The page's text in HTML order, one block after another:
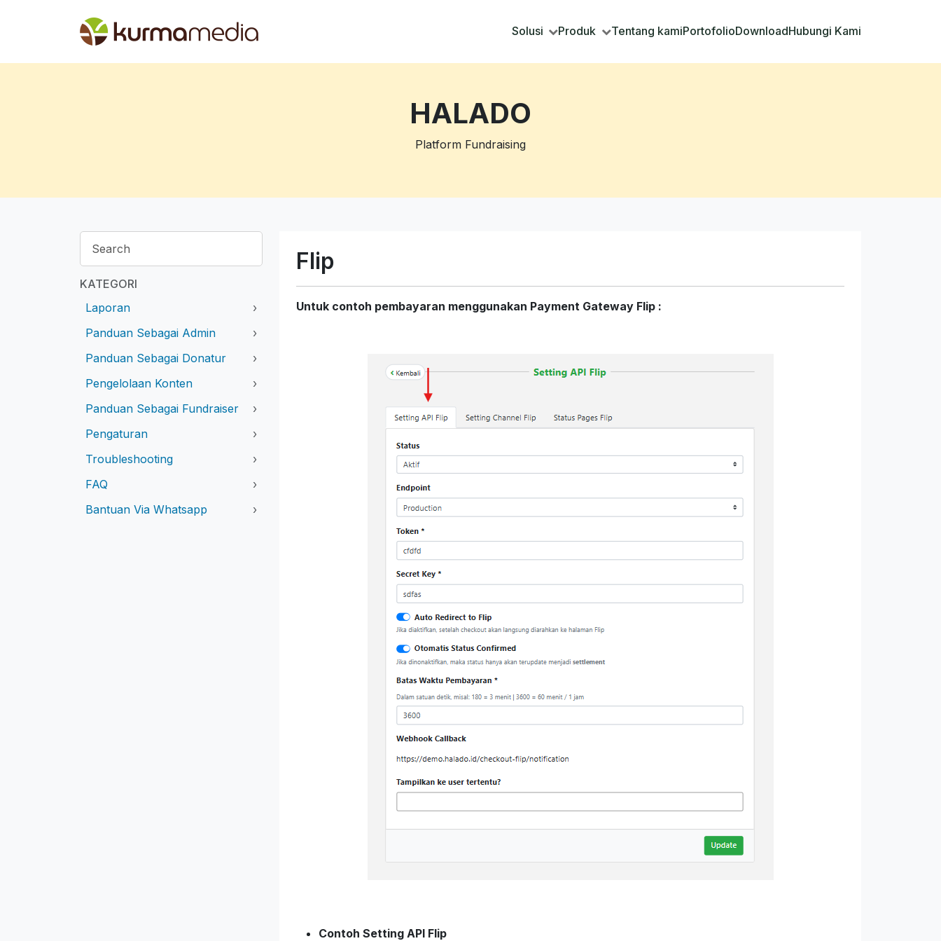
Solusi Produk Tentang kamiPortofolioDownloadHubungi Kami
HALADO
Platform Fundraising
KATEGORI
Laporan
›
Panduan Sebagai Admin
›
Panduan Sebagai Donatur
›
Pengelolaan Konten
›
Panduan Sebagai Fundraiser
›
Pengaturan
›
Troubleshooting
›
FAQ
›
Bantuan Via Whatsapp
›
Flip
Untuk contoh pembayaran menggunakan Payment Gateway Flip :
Contoh Setting API Flip